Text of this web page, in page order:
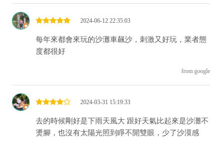
2024-06-12 22:35:03
每年來都會來玩的沙灘車飆沙，刺激又好玩，業者態
度都很好
from google
2024-03-31 15:19:33
去的時候剛好是下雨天風大 跟好天氣比起來是沙灘不
燙腳，也沒有太陽光照到睜不開雙眼，少了沙漠感